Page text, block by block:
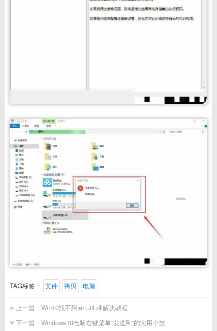
TAG标签： 文件 拷贝 电脑
上一篇： Win10找不到iertutil.dll解决教程
下一篇： Windows10电脑右键菜单“发送到”的实用小技